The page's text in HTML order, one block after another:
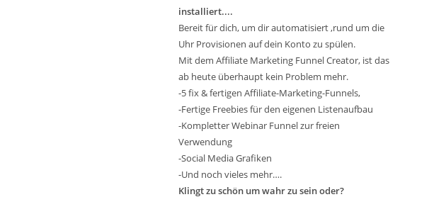
installiert....
Bereit für dich, um dir automatisiert ,rund um die
Uhr Provisionen auf dein Konto zu spülen.
Mit dem Affiliate Marketing Funnel Creator, ist das
ab heute überhaupt kein Problem mehr.
-5 fix & fertigen Affiliate-Marketing-Funnels,
-Fertige Freebies für den eigenen Listenaufbau
-Kompletter Webinar Funnel zur freien
Verwendung
-Social Media Grafiken
-Und noch vieles mehr….
Klingt zu schön um wahr zu sein oder?